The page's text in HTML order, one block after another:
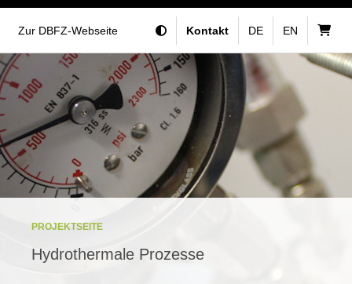
Zur DBFZ-Webseite Kontakt DE EN
PROJEKTSEITE
Hydrothermale Prozesse